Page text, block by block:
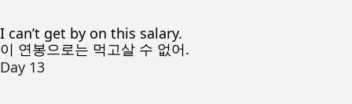
I can’t get by on this salary.
이 연봉으로는 먹고살 수 없어.
Day 13